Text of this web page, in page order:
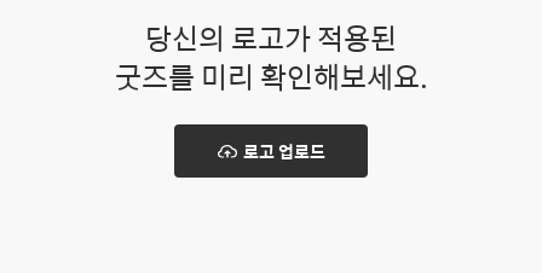
당신의 로고가 적용된
굿즈를 미리 확인해보세요.
로고 업로드